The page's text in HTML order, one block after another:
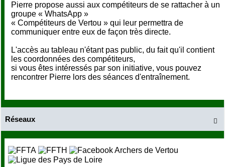
Pierre propose aussi aux compétiteurs de se rattacher à un
groupe « WhatsApp »
« Compétiteurs de Vertou » qui leur permettra de
communiquer entre eux de façon très directe.
L'accès au tableau n'étant pas public, du fait qu'il contient
les coordonnées des compétiteurs,
si vous êtes intéressés par son initiative, vous pouvez
rencontrer Pierre lors des séances d'entraînement.

Réseaux